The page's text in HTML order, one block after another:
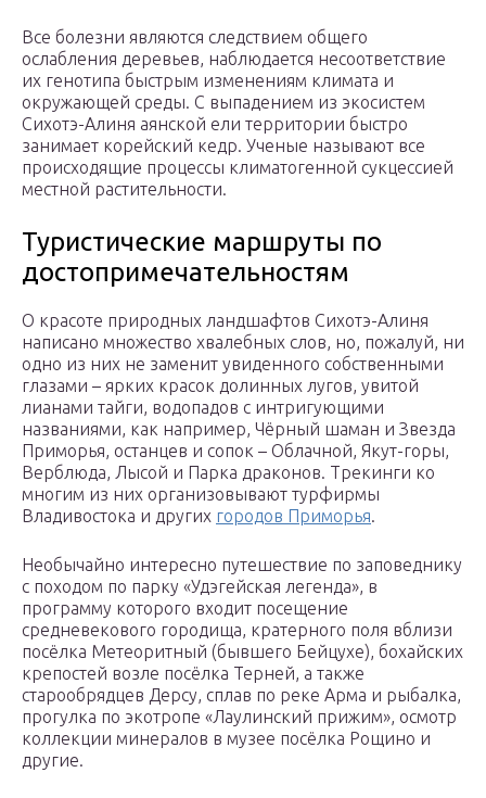
Все болезни являются следствием общего
ослабления деревьев, наблюдается несоответствие
их генотипа быстрым изменениям климата и
окружающей среды. С выпадением из экосистем
Сихотэ-Алиня аянской ели территории быстро
занимает корейский кедр. Ученые называют все
происходящие процессы климатогенной сукцессией
местной растительности.
Туристические маршруты по
достопримечательностям
О красоте природных ландшафтов Сихотэ-Алиня
написано множество хвалебных слов, но, пожалуй, ни
одно из них не заменит увиденного собственными
глазами – ярких красок долинных лугов, увитой
лианами тайги, водопадов с интригующими
названиями, как например, Чёрный шаман и Звезда
Приморья, останцев и сопок – Облачной, Якут-горы,
Верблюда, Лысой и Парка драконов. Трекинги ко
многим из них организовывают турфирмы
Владивостока и других городов Приморья.
Необычайно интересно путешествие по заповеднику
с походом по парку «Удэгейская легенда», в
программу которого входит посещение
средневекового городища, кратерного поля вблизи
посёлка Метеоритный (бывшего Бейцухе), бохайских
крепостей возле посёлка Терней, а также
старообрядцев Дерсу, сплав по реке Арма и рыбалка,
прогулка по экотропе «Лаулинский прижим», осмотр
коллекции минералов в музее посёлка Рощино и
другие.